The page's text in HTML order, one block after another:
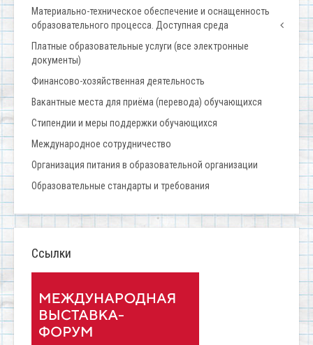
Материально-техническое обеспечение и оснащенность
образовательного процесса. Доступная среда
Платные образовательные услуги (все электронные
документы)
Финансово-хозяйственная деятельность
Вакантные места для приёма (перевода) обучающихся
Стипендии и меры поддержки обучающихся
Международное сотрудничество
Организация питания в образовательной организации
Образовательные стандарты и требования
Ссылки